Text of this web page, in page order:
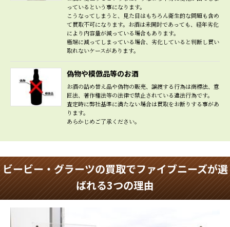
っているという事になります。
こうなってしまうと、見た目はもちろん衛生的な問題も含め
て買取不可になります。お酒は未開封であっても、経年劣化
により内容量が減っている場合もあります。
極端に減ってしまっている場合、劣化していると判断し買い
取れないケースがあります。
偽物や模倣品等のお酒
お酒の詰め替え品や偽物の販売、譲渡する行為は商標法、意
匠法、著作権法等の法律で禁止されている違法行為です。
査定時に弊社基準に満たない場合は買取をお断りする事があ
ります。
あらかじめご了承ください。
ビービー・グラーツの買取でファイブニーズが選
ばれる3つの理由